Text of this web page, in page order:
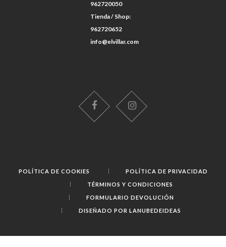
962720050
Tienda / Shop:
962720652
info@elvillar.com
POLÍTICA DE COOKIES
POLÍTICA DE PRIVACIDAD
TÉRMINOS Y CONDICIONES
FORMULARIO DEVOLUCIÓN
DISEÑADO POR LANUBEDEIDEAS